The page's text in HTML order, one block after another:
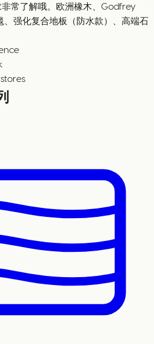
常了解哦。欧洲橡木、Godfrey
强化复合地板（防水款）、高端石